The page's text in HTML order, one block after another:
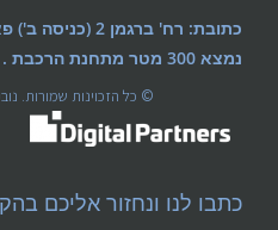
כתובת: רח' ברגמן 2 (כניסה ב') פארק המדע, רחובות.
נמצא 300 מטר מתחנת הרכבת .
© כל הזכוינות שמורות.
כתבו לנו ונחזור אליכם